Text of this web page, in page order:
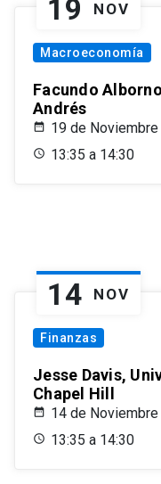
19 NOV
Macroeconomía
Facundo
Andrés
19 de
13:35 a 14:30
14 NOV
Finanzas
Jesse Davis,
Chapel Hill
14 de
13:35 a 14:30